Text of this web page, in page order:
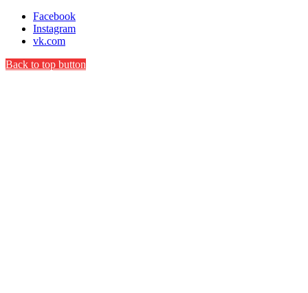
Facebook
Instagram
vk.com
Back to top button